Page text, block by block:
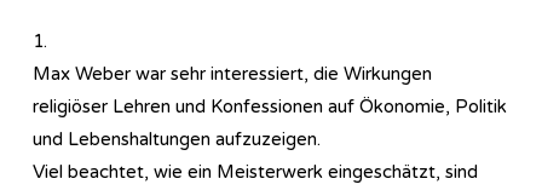
1.
Max Weber war sehr interessiert, die Wirkungen
religiöser Lehren und Konfessionen auf Ökonomie, Politik
und Lebenshaltungen aufzuzeigen.
Viel beachtet, wie ein Meisterwerk eingeschätzt, sind